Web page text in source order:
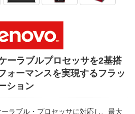
ーラブルプロセッサを2基搭
ォーマンスを実現するフラッ
ション
ラブル・プロセッサに対応し、最大